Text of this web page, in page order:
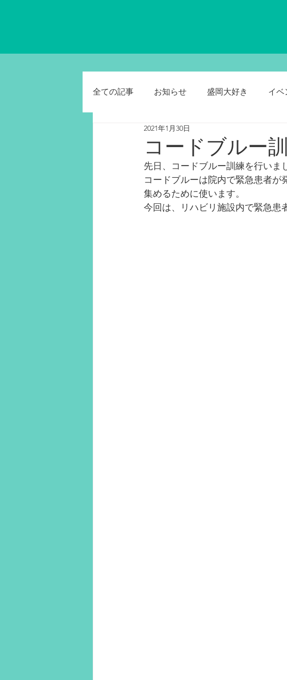
全ての記事 お知らせ 盛岡大好き イベ
コードブルー
2021年1月30日
先日、コードブルー訓練を行いま
コードブルーは院内で緊急患者
集めるために使います。
今回は、リハビリ施設内で緊急患